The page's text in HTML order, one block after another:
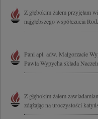
Z głębokim żalem przyjęłam
najgłębszego współczucia
Pani apl. adw. Małgorzacie
Pawła Wypycha składa
Z głębokim żalem
zdążając na uroczystości